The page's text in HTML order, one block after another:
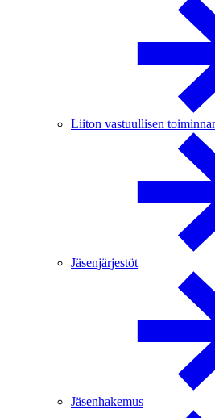
Liiton vastuullisen
Jäsenjärjestöt
Jäsenhakemus